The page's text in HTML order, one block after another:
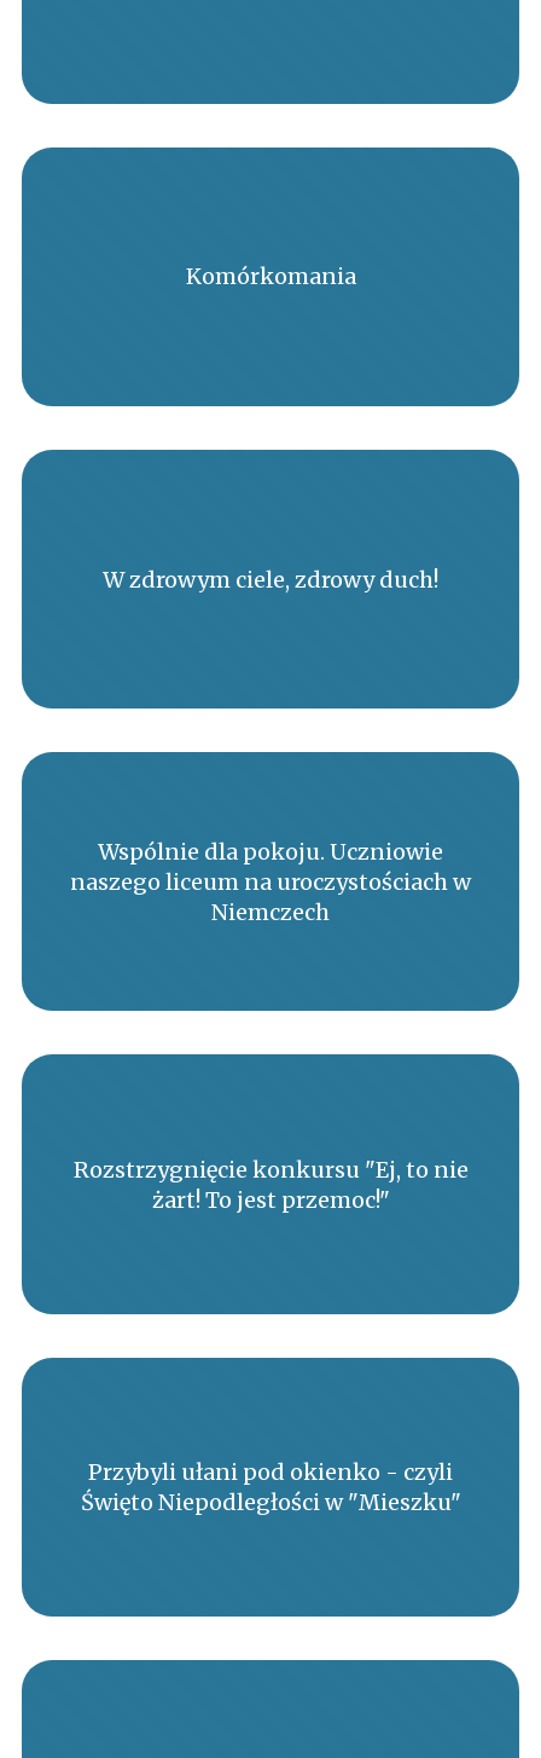
Komórkomania
W zdrowym ciele, zdrowy duch!
Wspólnie dla pokoju. Uczniowie
naszego liceum na uroczystościach w
Niemczech
Rozstrzygnięcie konkursu "Ej, to nie
żart! To jest przemoc!"
Przybyli ułani pod okienko - czyli
Święto Niepodległości w "Mieszku"